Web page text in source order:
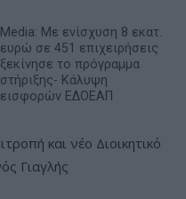
Media: Με ενίσχυση 8 εκατ.
ευρώ σε 451 επιχειρήσεις
ξεκίνησε το πρόγραμμα
στήριξης- Κάλυψη
εισφορών ΕΔΟΕΑΠ